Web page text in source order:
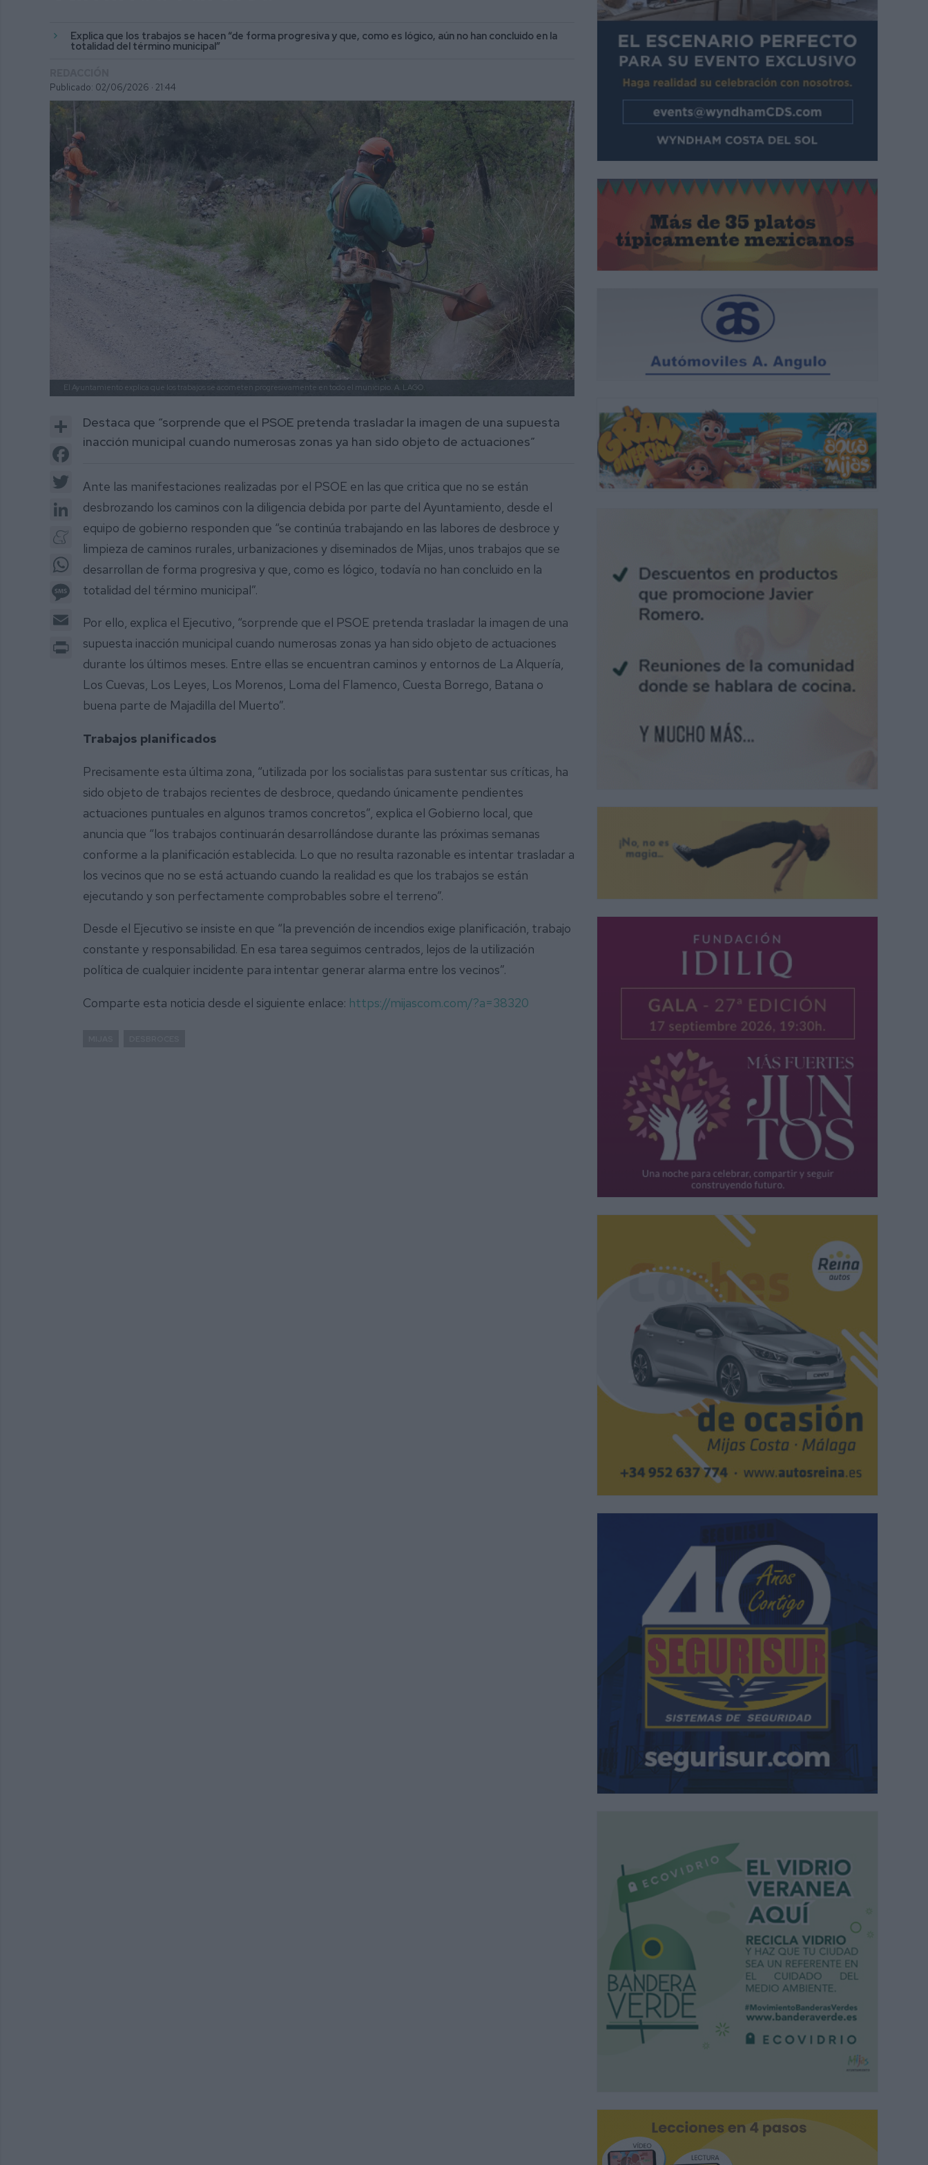
Explica que los trabajos se hacen “de forma progresiva y que, como es lógico, aún no han concluido en la
totalidad del término municipal”
Publicado: 02/06/2026 · 21:44
El Ayuntamiento explica que los trabajos se acometen progresivamente en todo el municipio.A. LAGO.
Share
Facebook
LinkedIn
Meneame
WhatsApp
Message
Print
Destaca que “sorprende que el PSOE pretenda trasladar la imagen de una supuesta
inacción municipal cuando numerosas zonas ya han sido objeto de actuaciones”
Ante las manifestaciones realizadas por el PSOE en las que critica que no se están
desbrozando los caminos con la diligencia debida por parte del Ayuntamiento, desde el
equipo de gobierno responden que “se continúa trabajando en las labores de desbroce y
limpieza de caminos rurales, urbanizaciones y diseminados de Mijas, unos trabajos que se
desarrollan de forma progresiva y que, como es lógico, todavía no han concluido en la
totalidad del término municipal”.
Por ello, explica el Ejecutivo, “sorprende que el PSOE pretenda trasladar la imagen de una
supuesta inacción municipal cuando numerosas zonas ya han sido objeto de actuaciones
durante los últimos meses. Entre ellas se encuentran caminos y entornos de La Alquería,
Los Cuevas, Los Leyes, Los Morenos, Loma del Flamenco, Cuesta Borrego, Batana o
buena parte de Majadilla del Muerto”.
Trabajos planificados
Precisamente esta última zona, “utilizada por los socialistas para sustentar sus críticas, ha
sido objeto de trabajos recientes de desbroce, quedando únicamente pendientes
actuaciones puntuales en algunos tramos concretos”, explica el Gobierno local, que
anuncia que “los trabajos continuarán desarrollándose durante las próximas semanas
conforme a la planificación establecida. Lo que no resulta razonable es intentar trasladar a
los vecinos que no se está actuando cuando la realidad es que los trabajos se están
ejecutando y son perfectamente comprobables sobre el terreno”.
Desde el Ejecutivo se insiste en que “la prevención de incendios exige planificación, trabajo
constante y responsabilidad. En esa tarea seguimos centrados, lejos de la utilización
política de cualquier incidente para intentar generar alarma entre los vecinos”.
Comparte esta noticia desde el siguiente enlace: https://mijascom.com/?a=38320